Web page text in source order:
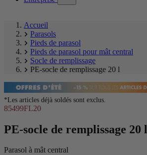
submenu)
Accueil
Parasols
Pieds de parasol
Pieds de parasol pour mât central
Socle de remplissage
PE-socle de remplissage 20 l
*Les articles déjà soldés sont exclus.
85499FL20
PE-socle de remplissage 20 l
Parasol à mât central